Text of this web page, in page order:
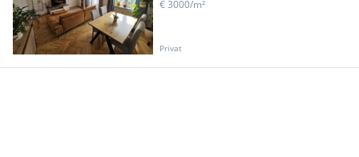
Privat
€ 3000/m²